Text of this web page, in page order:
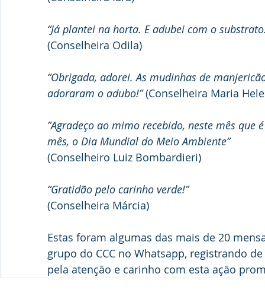
“Já plantei na horta. E adubei com o
(Conselheira Odila)
“Obrigada, adorei. As mudinhas de
adoraram o adubo!” (Conselheira Maria
”Agradeço ao mimo recebido, neste mês que
mês, o Dia Mundial do Meio Ambiente”
(Conselheiro Luiz Bombardieri)
“Gratidão pelo carinho verde!”
(Conselheira Márcia)
Estas foram algumas das mais de 20
grupo do CCC no Whatsapp, registrando
pela atenção e carinho com esta ação